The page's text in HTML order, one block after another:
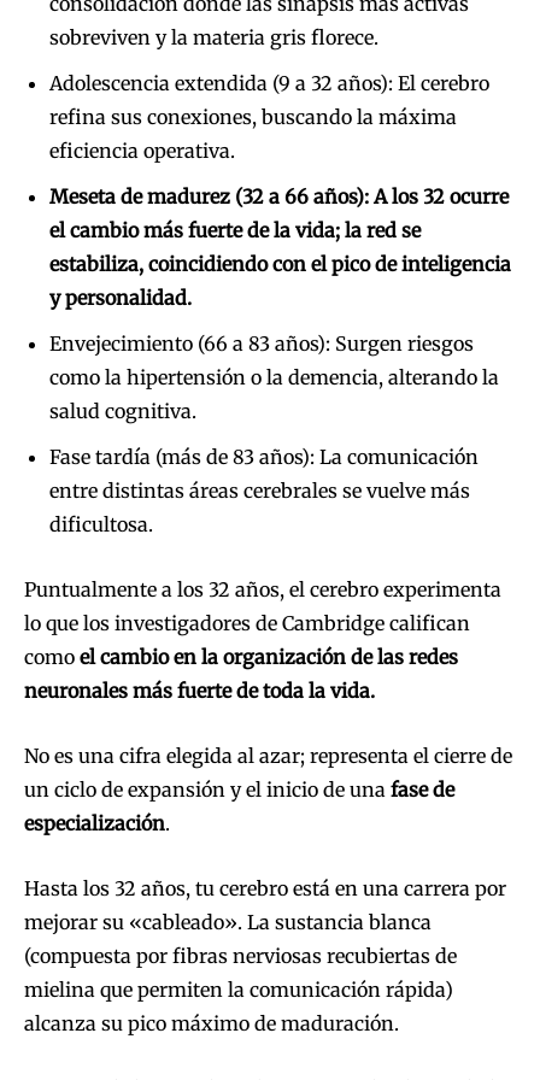
sobreviven y la materia gris florece.
Adolescencia extendida (9 a 32 años): El cerebro
refina sus conexiones, buscando la máxima
eficiencia operativa.
Meseta de madurez (32 a 66 años): A los 32 ocurre
el cambio más fuerte de la vida; la red se
estabiliza, coincidiendo con el pico de inteligencia
y personalidad.
Envejecimiento (66 a 83 años): Surgen riesgos
como la hipertensión o la demencia, alterando la
salud cognitiva.
Fase tardía (más de 83 años): La comunicación
entre distintas áreas cerebrales se vuelve más
dificultosa.
Puntualmente a los 32 años, el cerebro experimenta
lo que los investigadores de Cambridge califican
como el cambio en la organización de las redes
neuronales más fuerte de toda la vida.
No es una cifra elegida al azar; representa el cierre de
un ciclo de expansión y el inicio de una fase de
especialización.
Hasta los 32 años, tu cerebro está en una carrera por
mejorar su «cableado». La sustancia blanca
(compuesta por fibras nerviosas recubiertas de
mielina que permiten la comunicación rápida)
alcanza su pico máximo de maduración.